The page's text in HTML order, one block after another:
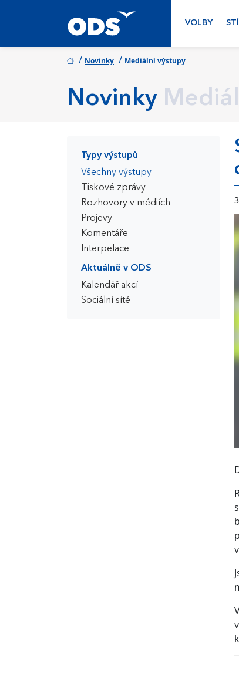
VOLBY
/ Novinky / Mediální výstupy
Novinky
Typy výstupů
Všechny výstupy
Tiskové zprávy
Rozhovory v médiích
Projevy
Komentáře
Interpelace
Aktuálně v ODS
Kalendář akcí
Sociální sítě